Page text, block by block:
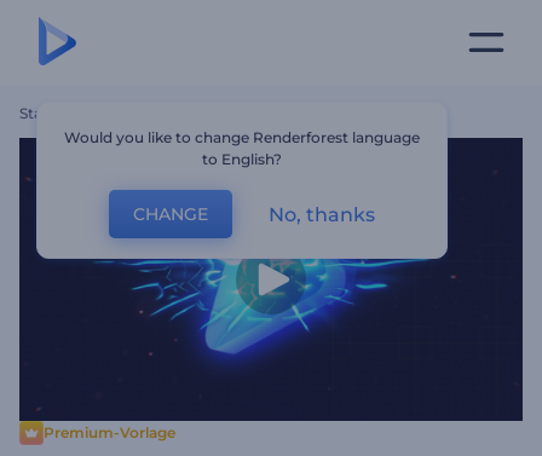
Startseite
Premium-Vorlage
Would you like to change Renderforest language
to English?
CHANGE No, thanks